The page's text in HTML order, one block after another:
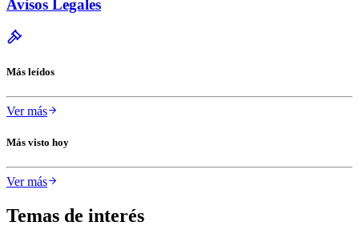
Avisos Legales
Más leídos
Ver más
Más visto hoy
Ver más
Temas de interés